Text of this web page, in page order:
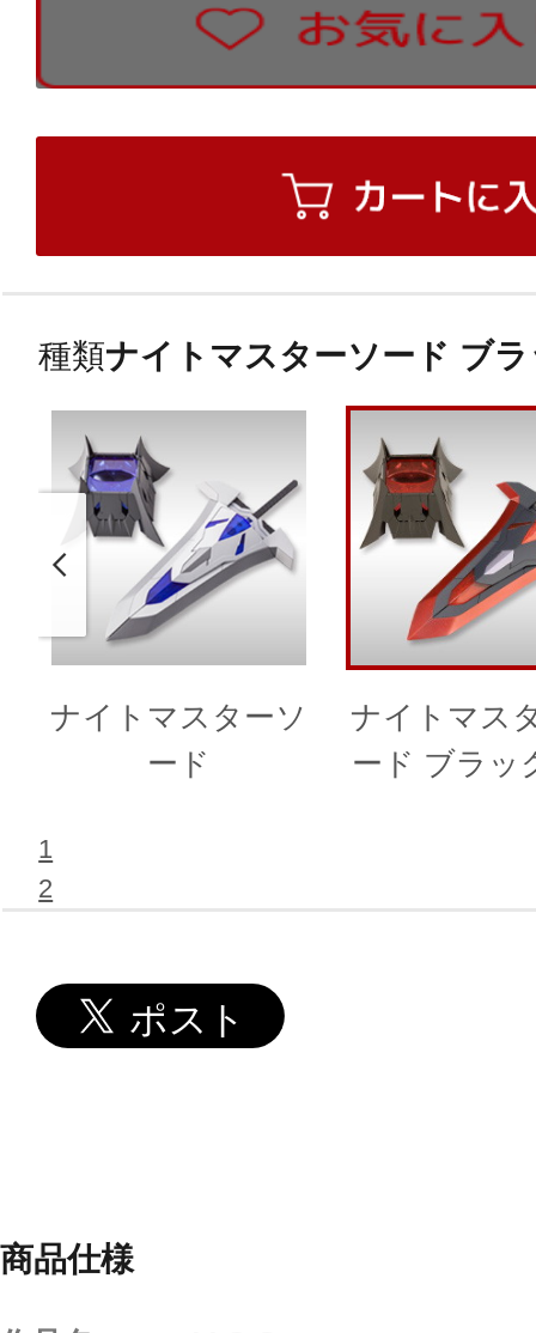
種類ナイトマスターソード ブ
ナイトマスターソ
ード
ナイトマス
ード ブラッ
1
2
商品仕様